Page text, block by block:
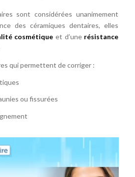
sont considérées unanimement
des céramiques dentaires, elles
cosmétique et d’une résistance
qui permettent de corriger :
ou fissurées